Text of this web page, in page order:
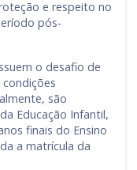
e respeito no
pós-
o desafio de
são
Educação Infantil,
finais do Ensino
a matrícula da